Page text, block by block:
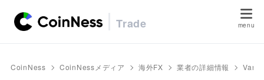
Trade
CoinNess CoinNessメディア 海外FX 業者の詳細情報